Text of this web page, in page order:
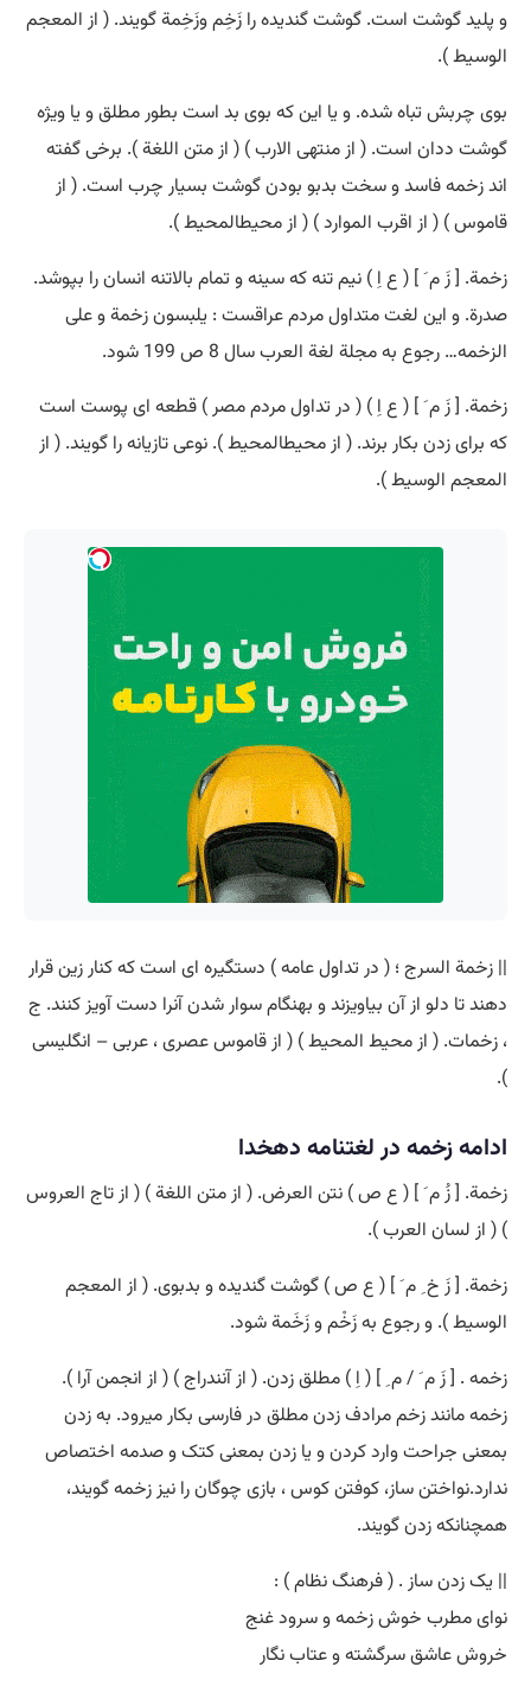
و پلید گوشت است. گوشت گندیده را زَخِم وزَخِمة گویند. ( از المعجم
الوسیط ).
بوی چربش تباه شده. و یا این که بوی بد است بطور مطلق و یا ویژه
گوشت ددان است. ( از منتهی الارب ) ( از متن اللغة ). برخی گفته
اند زخمه فاسد و سخت بدبو بودن گوشت بسیار چرب است. ( از
قاموس ) ( از اقرب الموارد ) ( از محیطالمحیط ).
زخمة. [ زَ م َ ] ( ع اِ ) نیم تنه که سینه و تمام بالاتنه انسان را بپوشد.
صدرة. و این لغت متداول مردم عراقست : یلبسون زخمة و علی
الزخمه… رجوع به مجلة لغة العرب سال 8 ص 199 شود.
زخمة. [ زَ م َ ] ( ع اِ ) ( در تداول مردم مصر ) قطعه ای پوست است
که برای زدن بکار برند. ( از محیطالمحیط ). نوعی تازیانه را گویند. ( از
المعجم الوسیط ).
|| زخمة السرج ؛ ( در تداول عامه ) دستگیره ای است که کنار زین قرار
دهند تا دلو از آن بیاویزند و بهنگام سوار شدن آنرا دست آویز کنند. ج
، زخمات. ( از محیط المحیط ) ( از قاموس عصری ، عربی – انگلیسی
).
ادامه زخمه در لغتنامه دهخدا
زخمة. [ زُ م َ ] ( ع ص ) نتن العرض. ( از متن اللغة ) ( از تاج العروس
) ( از لسان العرب ).
زخمة. [ زَ خ ِ م َ ] ( ع ص ) گوشت گندیده و بدبوی. ( از المعجم
الوسیط ). و رجوع به زَخْم و زَخَمة شود.
زخمه . [ زَ م َ / م ِ ] ( اِ ) مطلق زدن. ( از آنندراج ) ( از انجمن آرا ).
زخمه مانند زخم مرادف زدن مطلق در فارسی بکار میرود. به زدن
بمعنی جراحت وارد کردن و یا زدن بمعنی کتک و صدمه اختصاص
ندارد.نواختن ساز، کوفتن کوس ، بازی چوگان را نیز زخمه گویند،
همچنانکه زدن گویند.
|| یک زدن ساز . ( فرهنگ نظام ) :
نوای مطرب خوش زخمه و سرود غنج
خروش عاشق سرگشته و عتاب نگار